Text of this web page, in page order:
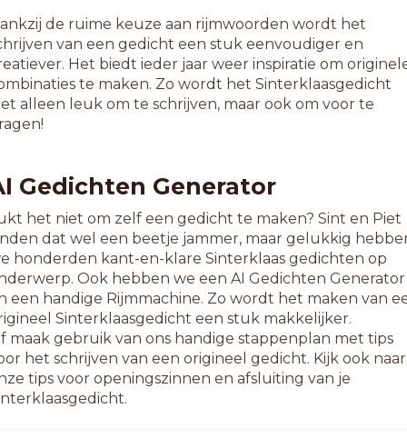
de ruime keuze aan rijmwoorden wordt het
van een gedicht een stuk eenvoudiger en
Het biedt ieder jaar weer inspiratie om
te maken. Zo wordt het Sinterklaasgedicht
alleen leuk om te schrijven, maar ook om voor te
Gedichten Generator
het niet om zelf een gedicht te maken? Sint en Piet
dat wel een beetje jammer, maar gelukkig
honderden kant-en-klare Sinterklaas gedichten op
Ook hebben we een AI Gedichten Generator
een handige Rijmmachine. Zo wordt het maken van
Sinterklaasgedicht een stuk makkelijker.
maak gebruik van ons handige stappenplan met tips
het schrijven van een origineel gedicht. Kijk ook naar
tips voor openingszinnen en afsluiting van je